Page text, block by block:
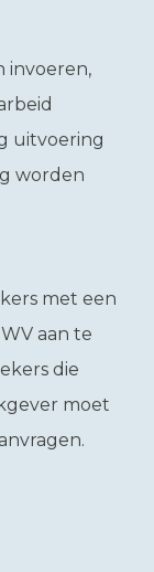
invoeren,
uitvoering
worden
met een
aan te
die
moet